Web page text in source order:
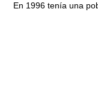
En 1996 tenía una